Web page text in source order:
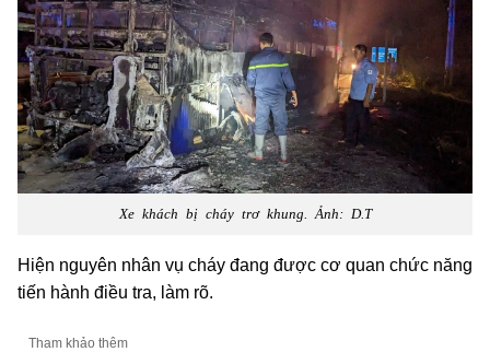
Xe khách bị cháy trơ khung. Ảnh: D.T
Hiện nguyên nhân vụ cháy đang được cơ quan chức năng
tiến hành điều tra, làm rõ.
Tham khảo thêm